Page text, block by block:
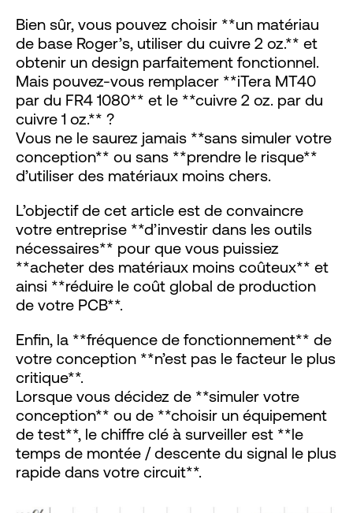
Bien sûr, vous pouvez choisir **un matériau
de base Roger’s, utiliser du cuivre 2 oz.** et
obtenir un design parfaitement fonctionnel.
Mais pouvez-vous remplacer **iTera MT40
par du FR4 1080** et le **cuivre 2 oz. par du
cuivre 1 oz.** ?
Vous ne le saurez jamais **sans simuler votre
conception** ou sans **prendre le risque**
d’utiliser des matériaux moins chers.
L’objectif de cet article est de convaincre
votre entreprise **d’investir dans les outils
nécessaires** pour que vous puissiez
**acheter des matériaux moins coûteux** et
ainsi **réduire le coût global de production
de votre PCB**.
Enfin, la **fréquence de fonctionnement** de
votre conception **n’est pas le facteur le plus
critique**.
Lorsque vous décidez de **simuler votre
conception** ou de **choisir un équipement
de test**, le chiffre clé à surveiller est **le
temps de montée / descente du signal le plus
rapide dans votre circuit**.